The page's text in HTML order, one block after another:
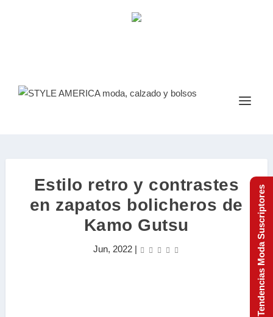
Estilo retro y contrastes
en zapatos bolicheros de
Kamo Gutsu
Jun, 2022| Tendencias Moda Suscriptores